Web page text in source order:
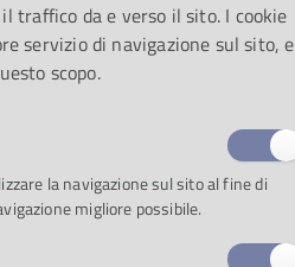
traffico da e verso il sito. I cookie
servizio di navigazione sul sito, e
scopo.
la navigazione sul sito al fine di
migliore possibile.